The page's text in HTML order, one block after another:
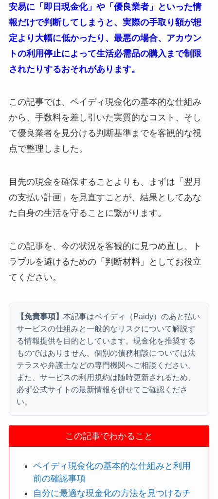
安易に「即日現金化」や「優良業者」といった情
報だけで判断してしまうと、実際の手取り額が想
定より大幅に低かったり、最悪の場合、アカウン
トの利用停止によって生活必需品の購入まで制限
されたりするおそれがあります。
この記事では、ペイディ現金化の基本的な仕組み
から、手数料を差し引いた実質的なコスト、そし
て優良業者を見分ける判断基準までを客観的な視
点で整理しました。
目先の現金を確保することよりも、まずは「翌月
の支払い計画」を見直すことが、結果としてあな
た自身の生活を守ることに繋がります。
この記事を、今の状況を客観的に見つめ直し、ト
ラブルを避けるための「判断材料」としてお役立
てください。
【免責事項】 本記事はペイディ（Paidy）のあと払い
サービスの仕組みと一般的なリスクについて解説す
る情報提供を目的としています。現金化を推奨する
ものではありません。個別の債務相談については法
テラスや弁護士などの専門機関へご相談ください。
また、サービスの利用規約は随時更新されるため、
必ず公式サイトの最新情報を併せてご確認くださ
い。
この記事でわかること
ペイディ現金化の基本的な仕組みと利用
前の確認事項
自分に最適な現金化の方法を見つけるチ